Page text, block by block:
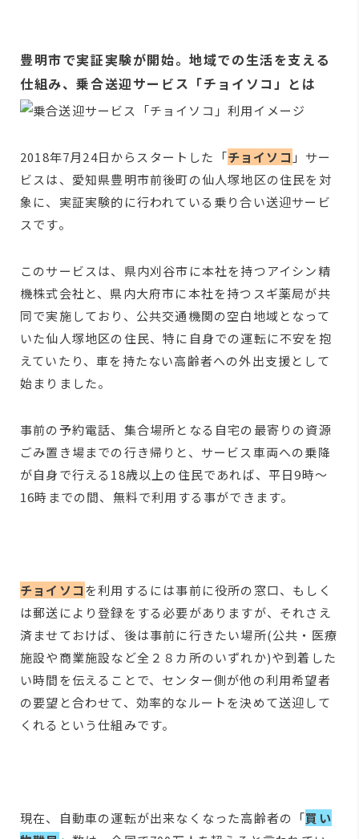
豊明市で実証実験が開始。地域での生活を支える
仕組み、乗合送迎サービス「チョイソコ」とは
2018年7月24日からスタートした「チョイソコ 」サー
ビスは、愛知県豊明市前後町の仙人塚地区の住民を対
象に、実証実験的に行われている乗り合い送迎サービ
スです。
このサービスは、県内刈谷市に本社を持つアイシン精
機株式会社と、県内大府市に本社を持つスギ薬局が共
同で実施しており、公共交通機関の空白地域となって
いた仙人塚地区の住民、特に自身での運転に不安を抱
えていたり、車を持たない高齢者への外出支援として
始まりました。
事前の予約電話、集合場所となる自宅の最寄りの資源
ごみ置き場までの行き帰りと、サービス車両への乗降
が自身で行える18歳以上の住民であれば、平日9時～
16時までの間、無料で利用する事ができます。
チョイソコを利用するには事前に役所の窓口、もしく
は郵送により登録をする必要がありますが、それさえ
済ませておけば、後は事前に行きたい場所(公共・医療
施設や商業施設など全２８カ所のいずれか)や到着した
い時間を伝えることで、センター側が他の利用希望者
の要望と合わせて、効率的なルートを決めて送迎して
くれるという仕組みです。
現在、自動車の運転が出来なくなった高齢者の「買い